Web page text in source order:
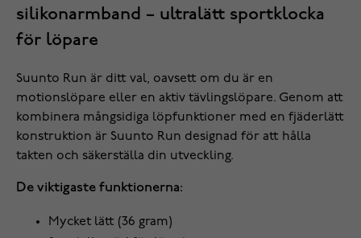
silikonarmband – ultralätt sportklocka
för löpare
Suunto Run är ditt val, oavsett om du är en
motionslöpare eller en aktiv tävlingslöpare. Genom att
kombinera mångsidiga löpfunktioner med en fjäderlätt
konstruktion är Suunto Run designad för att hålla
takten och säkerställa din utveckling.
De viktigaste funktionerna:
Mycket lätt (36 gram)